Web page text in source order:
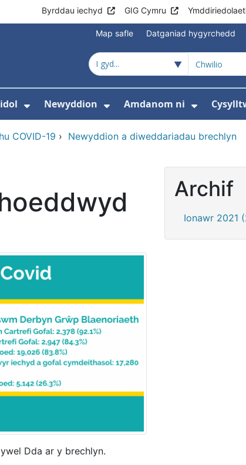
Byrddau iechyd GIG Cymru
Map safle Datganiad hygyrchedd
Gofal iechyd
isddewislen ar gyfer Gwybodaeth i
Dangos isddewislen ar gyfer
Newyddion
Dangos isddewislen ar
Amdanom ni
Dangos
COVID-19 › Newyddion a diweddariadau brechlyn
Dda ar y brechlyn.
Archif
Ionawr 2021